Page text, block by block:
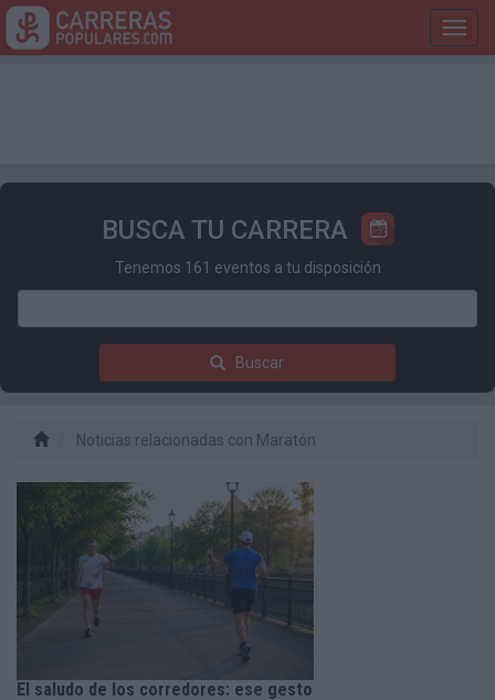
BUSCA TU CARRERA
Tenemos 161 eventos a tu disposición
Buscar
Noticias relacionadas con Maratón
El saludo de los corredores: ese gesto